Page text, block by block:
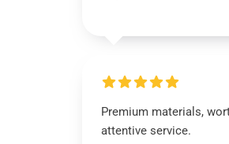
Premium materials,
attentive service.